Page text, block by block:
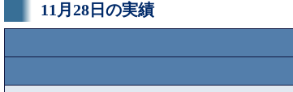
11月28日の実績